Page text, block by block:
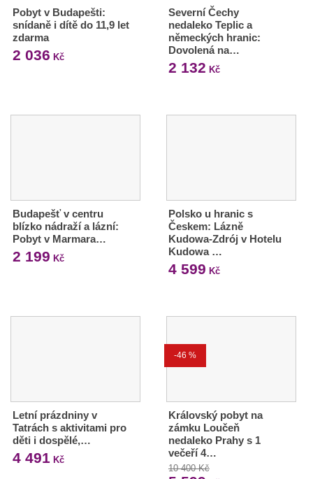
Pobyt v Budapešti:
snídaně i dítě do 11,9 let
zdarma
2 036 Kč
Severní Čechy
nedaleko Teplic a
německých hranic:
Dovolená na…
2 132 Kč
Budapešť v centru
blízko nádraží a lázní:
Pobyt v Marmara…
2 199 Kč
Polsko u hranic s
Českem: Lázně
Kudowa-Zdrój v Hotelu
Kudowa …
4 599 Kč
Letní prázdniny v
Tatrách s aktivitami pro
děti i dospělé,…
4 491 Kč
-46 %
Královský pobyt na
zámku Loučeň
nedaleko Prahy s 1
večeří 4…
10 400 Kč